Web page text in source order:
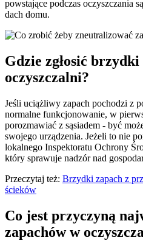
powstające podczas oczyszczania
dach domu.
Gdzie zgłosić brzydki
oczyszczalni?
Jeśli uciążliwy zapach pochodzi z
normalne funkcjonowanie, w
porozmawiać z sąsiadem - być
swojego urządzenia. Jeżeli to nie
lokalnego Inspektoratu Ochrony
który sprawuje nadzór nad
Przeczytaj też: Brzydki zapach z
ścieków
Co jest przyczyną
zapachów w